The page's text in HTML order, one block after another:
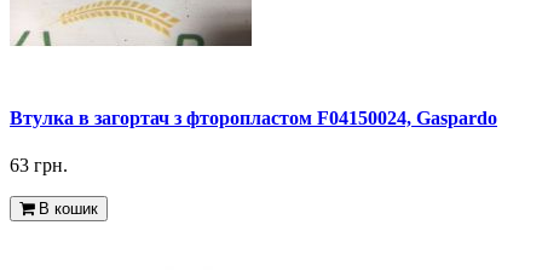
Втулка в загортач з фторопластом F04150024, Gaspardo
63 грн.
В кошик